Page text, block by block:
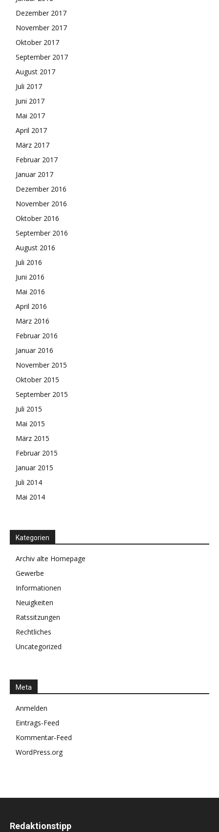
Dezember 2017
November 2017
Oktober 2017
September 2017
August 2017
Juli 2017
Juni 2017
Mai 2017
April 2017
März 2017
Februar 2017
Januar 2017
Dezember 2016
November 2016
Oktober 2016
September 2016
August 2016
Juli 2016
Juni 2016
Mai 2016
April 2016
März 2016
Februar 2016
Januar 2016
November 2015
Oktober 2015
September 2015
Juli 2015
Mai 2015
März 2015
Februar 2015
Januar 2015
Juli 2014
Mai 2014
Kategorien
Archiv alte Homepage
Gewerbe
Informationen
Neuigkeiten
Ratssitzungen
Rechtliches
Uncategorized
Meta
Anmelden
Eintrags-Feed
Kommentar-Feed
WordPress.org
Redaktionstipp